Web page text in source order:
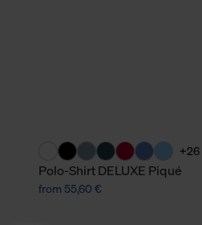
+26
Polo-Shirt DELUXE Piqué
from 55,60 €